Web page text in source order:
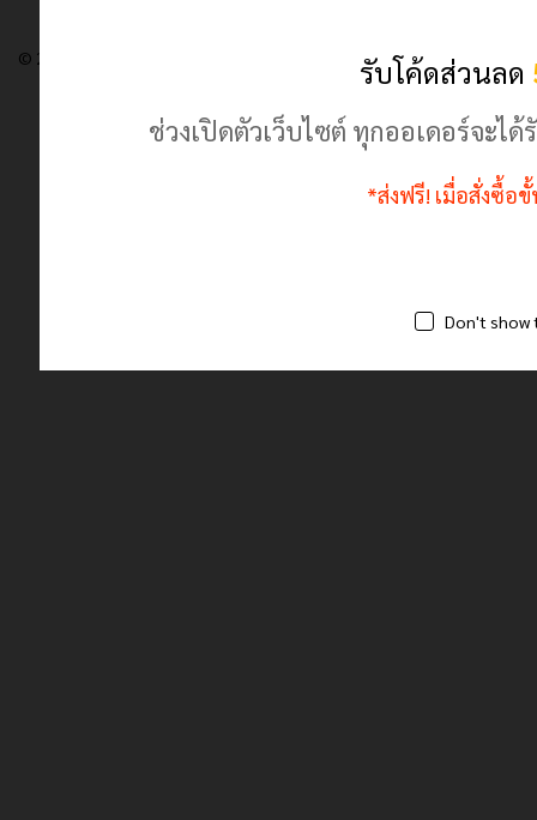
© 2024 เฮฮาปลาตี้.com. All Rights Reserved รับโค้ดส่วนลด
ช่วงเปิดตัวเว็บไซต์ ทุกออเดอร์จะไ
*ส่งฟรี! เมื่อสั่งซื้อ
Don't show